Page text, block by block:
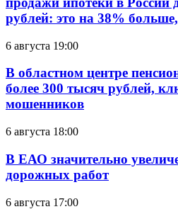
рублей: это на 38%
6 августа 19:00
В областном центре
более 300 тысяч рублей,
мошенников
6 августа 18:00
В ЕАО значительно
дорожных работ
6 августа 17:00